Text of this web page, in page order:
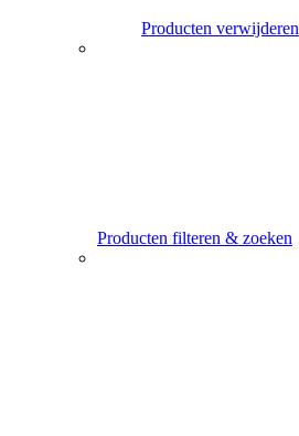
Producten verwijderen
Producten filteren & zoeken